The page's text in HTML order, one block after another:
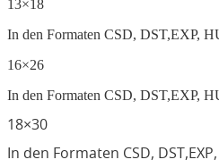
13×18
In den Formaten CSD, DST,EXP,
16×26
In den Formaten CSD, DST,EXP,
18×30
In den Formaten CSD, DST,EXP,